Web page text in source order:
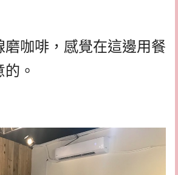
磨咖啡，感覺在這邊用餐
。